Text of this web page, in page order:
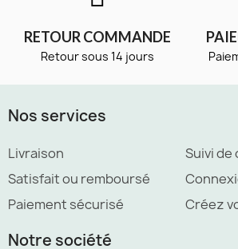
RETOUR COMMANDE
Retour sous 14 jours
Nos services
Livraison
Satisfait ou remboursé
Paiement sécurisé
Suivi de
Créez
Notre société